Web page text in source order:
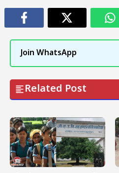
Join WhatsApp
Related Post